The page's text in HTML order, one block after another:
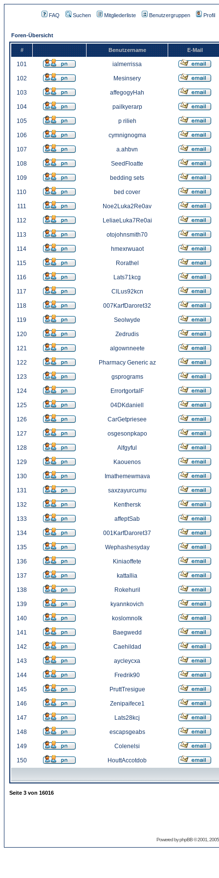
FAQ Suchen Mitgliederliste Benutzergruppen Profil
Foren-Übersicht
# Benutzername E-Mail
101 ialmerrissa
102 Mesinsery
103 affegogyHah
104 pailkyerarp
105 p rilieh
106 cymnignogma
107 a.ahbvn
108 SeedFloatte
109 bedding sets
110 bed cover
111 Noe2Luka2Re0av
112 LeliaeLuka7Re0ai
113 otojohnsmith70
114 hmexrwuaot
115 Rorathel
116 Lats71kcg
117 ClLus92kcn
118 007KarfDaroret32
119 Seolwyde
120 Zedrudis
121 algownneete
122 Pharmacy Generic az
123 gsprograms
124 ErrortgortalF
125 04DKdaniell
126 CarGetpriesee
127 osgesonpkapo
128 Alfgyful
129 Kaouenos
130 Imathemewmava
131 saxzayurcumu
132 Kenthersk
133 affeptSab
134 001KarfDaroret37
135 Wephashesyday
136 Kiniaoffete
137 kattallia
138 Rokehuril
139 kyannkovich
140 koslomnolk
141 Baegwedd
142 Caehildad
143 aycleycxa
144 Fredrik90
145 PruttTresigue
146 Zenipaifece1
147 Lats28kcj
148 escapsgeabs
149 Colenelsi
150 HouttAccotdob
Seite 3 von 16016
Powered byphpBB© 2001,